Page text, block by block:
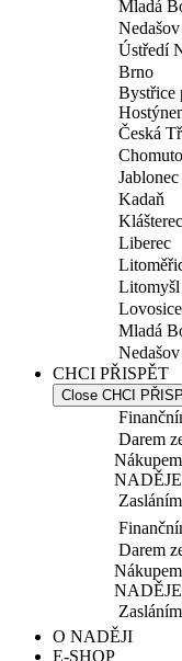
Mladá
Nedašov
Ústředí
Brno
Bystřice
Česká
Kadaň
Liberec
Litomyšl
Lovosice
Mladá
Nedašov
CHCI PŘISPĚT
Close CHCI
Darem
NADĚJE
Darem
NADĚJE
O NADĚJI
E-SHOP